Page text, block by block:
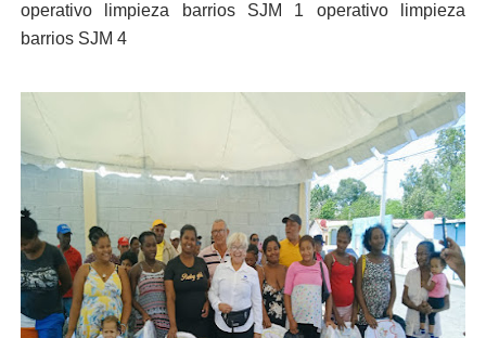
operativo limpieza barrios SJM 1 operativo limpieza
barrios SJM 4